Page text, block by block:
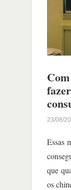
23/08/
Essas
que
os